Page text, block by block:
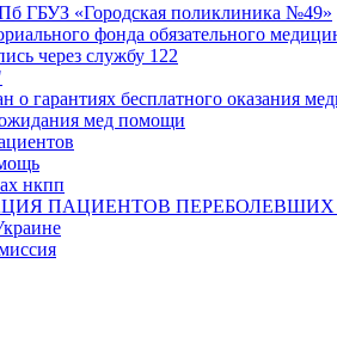
ГБУЗ «Городская поликлиника №49»
фонда обязательного
через службу 122
о гарантиях бесплатного оказания
мед помощи
нкпп
ПАЦИЕНТОВ ПЕРЕБОЛЕВШИХ